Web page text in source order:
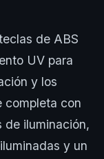
de ABS
UV para
y los
completa con
de iluminación,
y un